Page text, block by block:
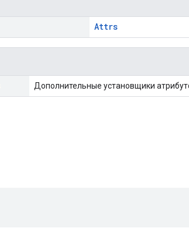
Attrs
Дополнительные установщики